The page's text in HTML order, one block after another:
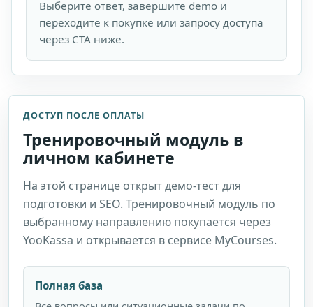
Выберите ответ, завершите demo и
переходите к покупке или запросу доступа
через CTA ниже.
ДОСТУП ПОСЛЕ ОПЛАТЫ
Тренировочный модуль в
личном кабинете
На этой странице открыт демо-тест для
подготовки и SEO. Тренировочный модуль по
выбранному направлению покупается через
YooKassa и открывается в сервисе MyCourses.
Полная база